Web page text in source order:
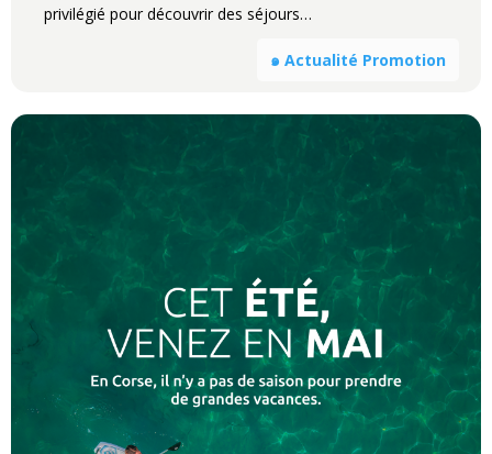
privilégié pour découvrir des séjours…
๑ Actualité Promotion